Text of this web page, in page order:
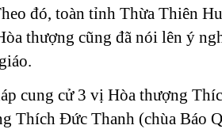
đó, toàn tỉnh Thừa Thiên
thượng cũng đã nói lên ý
cung cử 3 vị Hòa thượng
Thích Đức Thanh (chùa Báo